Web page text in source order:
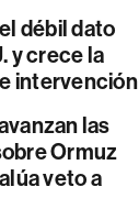
débil dato
y crece la
intervención
las
Ormuz
veto a